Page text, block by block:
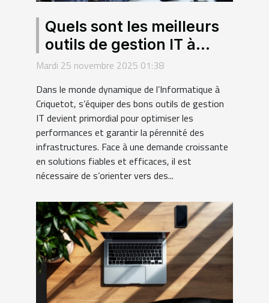
Quels sont les meilleurs
outils de gestion IT à
Criquetot ?
Mardi 25 novembre 2025 01:38
Dans le monde dynamique de l’Informatique à
Criquetot, s’équiper des bons outils de gestion
IT devient primordial pour optimiser les
performances et garantir la pérennité des
infrastructures. Face à une demande croissante
en solutions fiables et efficaces, il est
nécessaire de s’orienter vers des...